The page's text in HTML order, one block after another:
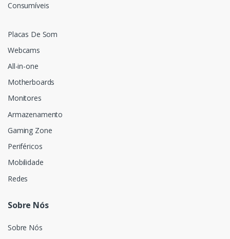
Consumíveis
Placas De Som
Webcams
All-in-one
Motherboards
Monitores
Armazenamento
Gaming Zone
Periféricos
Mobilidade
Redes
Sobre Nós
Sobre Nós